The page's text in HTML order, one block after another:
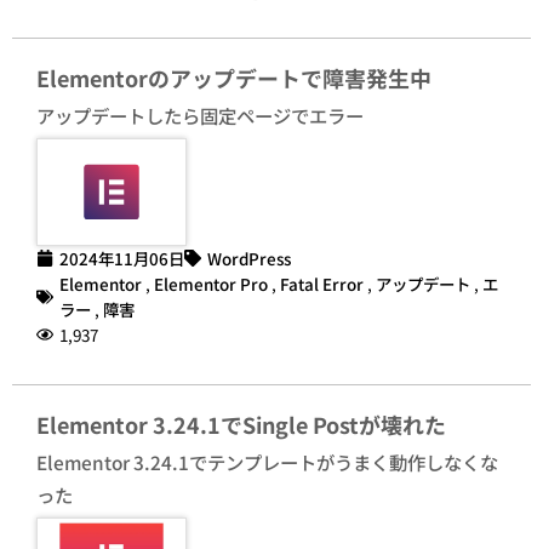
Elementorのアップデートで障害発生中
アップデートしたら固定ページでエラー
2024年11月06日
WordPress
Elementor , Elementor Pro , Fatal Error , アップデート , エ
ラー , 障害
1,937
Elementor 3.24.1でSingle Postが壊れた
Elementor 3.24.1でテンプレートがうまく動作しなくな
った